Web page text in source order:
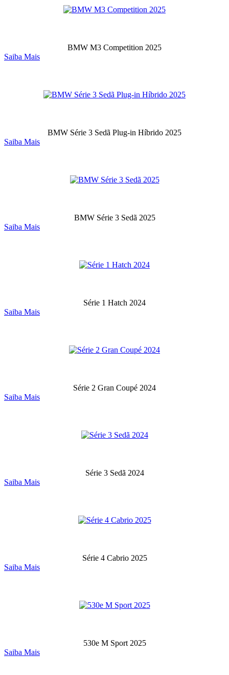
BMW M3 Competition 2025
Saiba Mais
BMW Série 3 Sedã Plug-in Híbrido 2025
Saiba Mais
BMW Série 3 Sedã 2025
Saiba Mais
Série 1 Hatch 2024
Saiba Mais
Série 2 Gran Coupé 2024
Saiba Mais
Série 3 Sedã 2024
Saiba Mais
Série 4 Cabrio 2025
Saiba Mais
530e M Sport 2025
Saiba Mais